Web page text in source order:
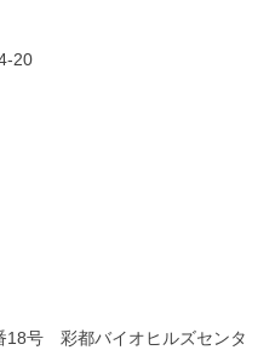
20
18号 彩都バイオヒルズセンタ